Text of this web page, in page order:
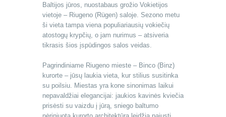
Baltijos jūros, nuostabaus grožio Vokietijos
vietoje – Riugeno (Rügen) saloje. Sezono metu
ši vieta tampa viena populiariausių vokiečių
atostogų krypčių, o jam nurimus – atsiveria
tikrasis šios įspūdingos salos veidas.
Pagrindiniame Riugeno mieste – Binco (Binz)
kurorte – jūsų laukia vieta, kur stilius susitinka
su poilsiu. Miestas yra kone sinonimas laikui
nepavaldžiai elegancijai: jaukios kavinės kviečia
prisėsti su vaizdu į jūrą, sniego baltumo